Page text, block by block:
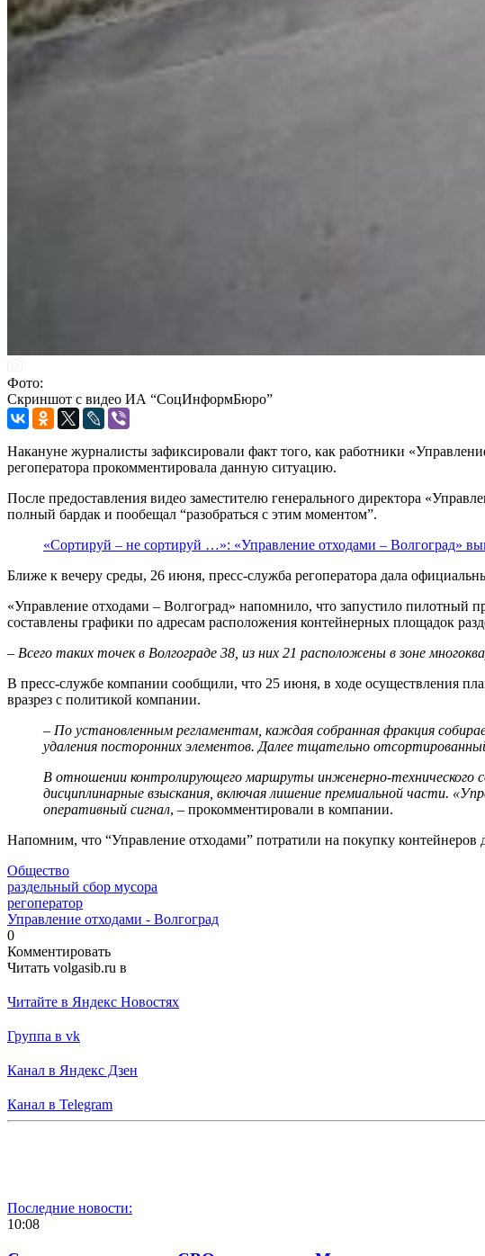
Фото:
Скриншот с видео ИА “СоцИнформБюро”
Накануне журналисты зафиксировали факт того, как работники
регоператора прокомментировала данную ситуацию.
После предоставления видео заместителю генерального директора
полный бардак и пообещал “разобраться с этим моментом”.
«Сортируй – не сортируй …»: «Управление отходами – Волгоград»
Ближе к вечеру среды, 26 июня, пресс-служба регоператора дала
«Управление отходами – Волгоград» напомнило, что запустило пилотный
составлены графики по адресам расположения контейнерных площадок
– Всего таких точек в Волгограде 38, из них 21 расположены в зоне
В пресс-службе компании сообщили, что 25 июня, в ходе осуществления
вразрез с политикой компании.
– По установленным регламентам, каждая собранная фракция
удаления посторонних элементов. Далее тщательно
В отношении контролирующего маршруты инженерно-технического
дисциплинарные взыскания, включая лишение премиальной части.
оперативный сигнал, – прокомментировали в компании.
Напомним, что “Управление отходами” потратили на покупку контейнеров
Общество
раздельный сбор мусора
регоператор
Управление отходами - Волгоград
0
Комментировать
Читать volgasib.ru в
Читайте в Яндекс Новостях
Группа в vk
Канал в Яндекс Дзен
Канал в Telegram
Последние новости:
10:08